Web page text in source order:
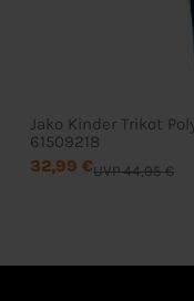
Jako Kinder Trikot
61509218
UVP 44,95 €
32,99 €